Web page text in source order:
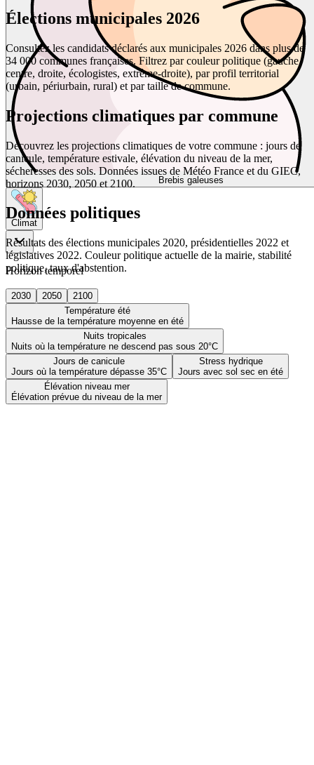
Brebis galeuses
Climat
Horizon temporel
2030 2050
2100
Température été
Hausse de la température moyenne en été
Nuits tropicales
Nuits où la température ne descend pas sous 20°C
Jours de canicule
Jours où la température dépasse 35°C
Stress hydrique
Jours avec sol sec en été
Élévation niveau mer
Élévation prévue du niveau de la mer
Élections municipales 2026
Consultez les candidats déclarés aux municipales 2026 dans plus de
34 000 communes françaises. Filtrez par couleur politique (gauche,
centre, droite, écologistes, extrême-droite), par profil territorial
(urbain, périurbain, rural) et par taille de commune.
Projections climatiques par commune
Découvrez les projections climatiques de votre commune : jours de
canicule, température estivale, élévation du niveau de la mer,
sécheresses des sols. Données issues de Météo France et du GIEC,
horizons 2030, 2050 et 2100.
Données politiques
Résultats des élections municipales 2020, présidentielles 2022 et
législatives 2022. Couleur politique actuelle de la mairie, stabilité
politique, taux d'abstention.